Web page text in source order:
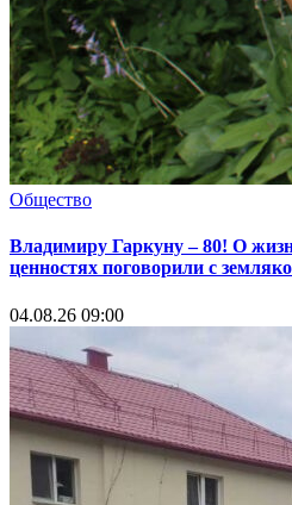
Общество
Владимиру Гаркуну – 80! О
ценностях поговорили с
04.08.26 09:00